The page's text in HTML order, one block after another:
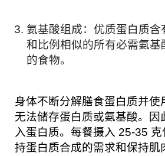
氨基酸组成：优质蛋白质含
和比例相似的所有必需氨基
的食物。
身体不断分解膳食蛋白质并使
无法储存蛋白质或氨基酸。因
入蛋白质。每餐摄入 25-35
持蛋白质合成的需求和保持肌